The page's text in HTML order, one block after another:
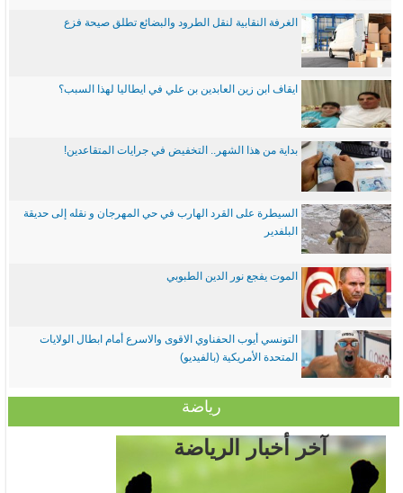
الغرفة النقابية لنقل الطرود والبضائع تطلق صيحة فزع
ايقاف ابن زين العابدين بن علي في ايطاليا لهذا السبب؟
بداية من هذا الشهر.. التخفيض في جرايات المتقاعدين!
السيطرة على القرد الهارب في حي المهرجان و نقله إلى حديقة
البلفدير
الموت يفجع نور الدين الطبوبي
التونسي أيوب الحفناوي الاقوى والاسرع أمام ابطال الولايات
المتحدة الأمريكية (بالفيديو)
رياضة
آخر أخبار الرياضة